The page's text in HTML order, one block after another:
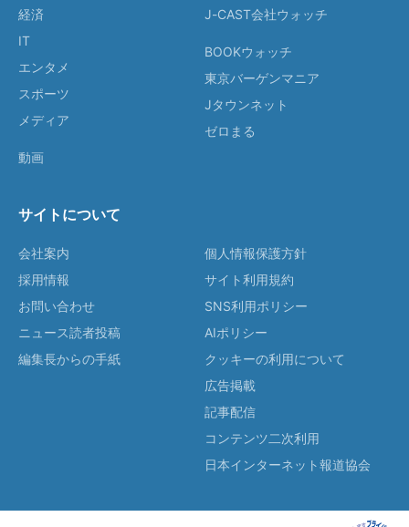
経済
IT
エンタメ
スポーツ
メディア
動画
J-CAST会社ウォッチ
BOOKウォッチ
東京バーゲンマニア
Jタウンネット
ゼロまる
サイトについて
会社案内
採用情報
お問い合わせ
ニュース読者投稿
編集長からの手紙
個人情報保護方針
サイト利用規約
SNS利用ポリシー
AIポリシー
クッキーの利用について
広告掲載
記事配信
コンテンツ二次利用
日本インターネット報道協会